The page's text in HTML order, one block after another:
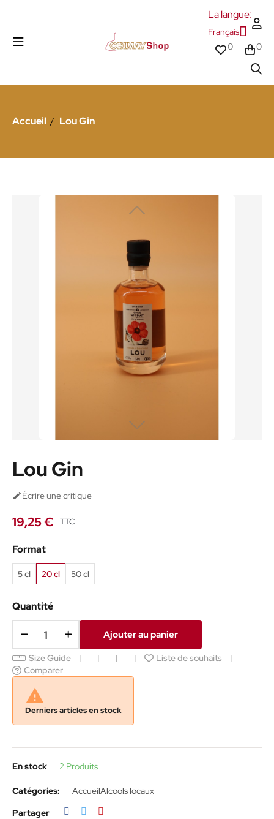
La langue:
Français
0
0
Accueil Lou Gin
Lou Gin
Écrire une critique
19,25 € TTC
Format
5 cl 20 cl 50 cl
Quantité
Ajouter au panier
Size Guide
Liste de souhaits
Comparer

Derniers articles en stock
En stock 2 Produits
Catégories: AccueilAlcools locaux
Partager